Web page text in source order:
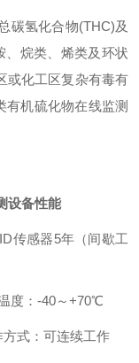
碳氢化合物(THC)及
、烷类、烯类及环状
或化工区复杂有毒有
有机硫化物在线监测
设备性能
传感器5年（间歇工
-40～+70℃
式：可连续工作